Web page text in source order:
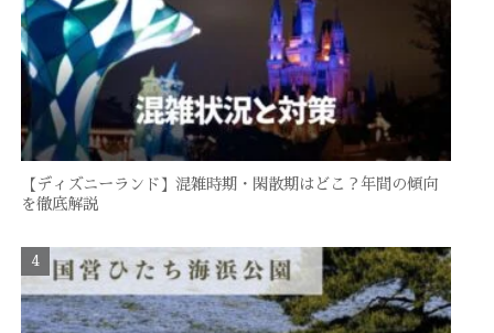
【ディズニーランド】混雑時期・閑散期はどこ？年間の傾向
を徹底解説